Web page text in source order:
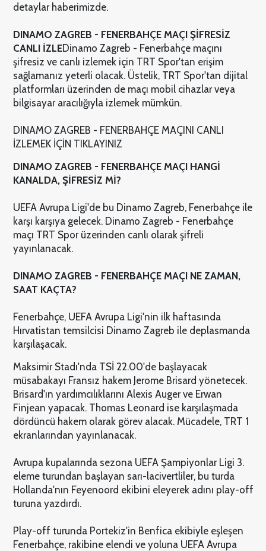
detaylar haberimizde.
DINAMO ZAGREB - FENERBAHÇE MAÇI ŞİFRESİZ
CANLI İZLEDinamo Zagreb - Fenerbahçe maçını
şifresiz ve canlı izlemek için TRT Spor'tan erişim
sağlamanız yeterli olacak. Üstelik, TRT Spor'tan dijital
platformları üzerinden de maçı mobil cihazlar veya
bilgisayar aracılığıyla izlemek mümkün.
DINAMO ZAGREB - FENERBAHÇE MAÇINI CANLI
İZLEMEK İÇİN TIKLAYINIZ
DINAMO ZAGREB - FENERBAHÇE MAÇI HANGİ
KANALDA, ŞİFRESİZ Mİ?
UEFA Avrupa Ligi'de bu Dinamo Zagreb, Fenerbahçe ile
karşı karşıya gelecek. Dinamo Zagreb - Fenerbahçe
maçı TRT Spor üzerinden canlı olarak şifreli
yayınlanacak.
DINAMO ZAGREB - FENERBAHÇE MAÇI NE ZAMAN,
SAAT KAÇTA?
Fenerbahçe, UEFA Avrupa Ligi'nin ilk haftasında
Hırvatistan temsilcisi Dinamo Zagreb ile deplasmanda
karşılaşacak.
Maksimir Stadı'nda TSİ 22.00'de başlayacak
müsabakayı Fransız hakem Jerome Brisard yönetecek.
Brisard'ın yardımcılıklarını Alexis Auger ve Erwan
Finjean yapacak. Thomas Leonard ise karşılaşmada
dördüncü hakem olarak görev alacak. Mücadele, TRT 1
ekranlarından yayınlanacak.
Avrupa kupalarında sezona UEFA Şampiyonlar Ligi 3.
eleme turundan başlayan sarı-lacivertliler, bu turda
Hollanda'nın Feyenoord ekibini eleyerek adını play-off
turuna yazdırdı.
Play-off turunda Portekiz'in Benfica ekibiyle eşleşen
Fenerbahçe, rakibine elendi ve yoluna UEFA Avrupa